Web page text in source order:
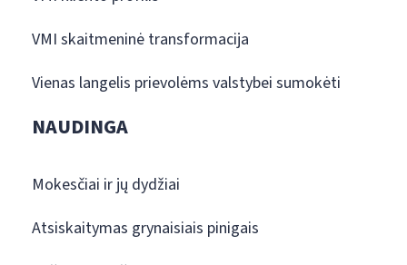
VMI skaitmeninė transformacija
Vienas langelis prievolėms valstybei sumokėti
NAUDINGA
Mokesčiai ir jų dydžiai
Atsiskaitymas grynaisiais pinigais